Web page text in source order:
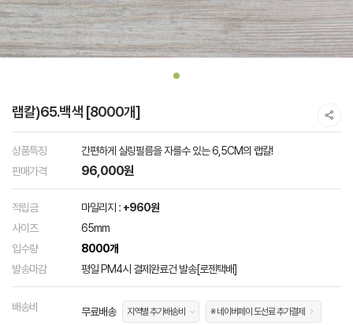
랩칼)65.백색 [8000개]
상품특징
간편하게 실링필름을 자를수 있는 6,5CM의 랩칼!
판매가격
96,000원
적립금 마일리지 : +960원
사이즈
65mm
입수량
8000개
발송마감
평일 PM4시 결제완료건 발송[로젠택배]
배송비 무료배송 지역별 추가배송비 ※ 네이버페이 도선료 추가결제